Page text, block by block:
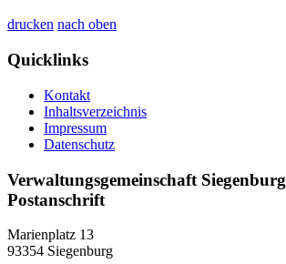
drucken nach oben
Quicklinks
Kontakt
Inhaltsverzeichnis
Impressum
Datenschutz
Verwaltungsgemeinschaft Siegenburg
Postanschrift
Marienplatz 13
93354 Siegenburg